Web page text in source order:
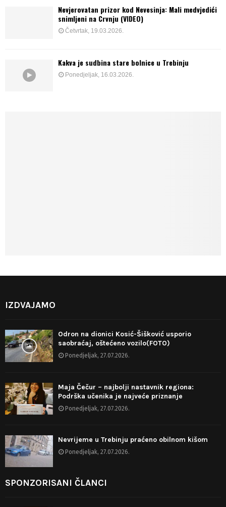
Nevjerovatan prizor kod Nevesinja: Mali medvjedići
snimljeni na Crvnju (VIDEO)
Četvrtak, 19.03.2026.
Kakva je sudbina stare bolnice u Trebinju
Ponedjeljak, 16.03.2026.
IZDVAJAMO
Odron na dionici Kosić-Šišković usporio
saobraćaj, oštećeno vozilo(FOTO)
Ponedjeljak, 27.07.2026.
Maja Čečur – najbolji nastavnik regiona:
Podrška učenika je najveće priznanje
Ponedjeljak, 27.07.2026.
Nevrijeme u Trebinju praćeno obilnom kišom
Ponedjeljak, 27.07.2026.
SPONZORISANI ČLANCI